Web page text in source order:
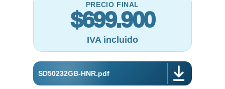
PRECIO FINAL
$699.900
IVA incluido
SD50232GB-HNR.pdf